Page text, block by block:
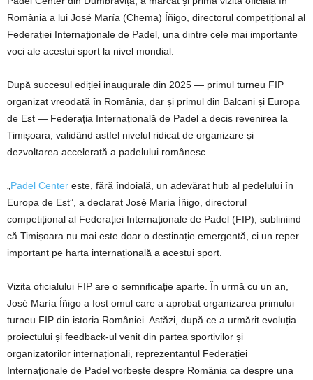
România a lui José María (Chema) Íñigo, directorul competițional al
Federației Internaționale de Padel, una dintre cele mai importante
voci ale acestui sport la nivel mondial.
După succesul ediției inaugurale din 2025 — primul turneu FIP
organizat vreodată în România, dar și primul din Balcani și Europa
de Est — Federația Internațională de Padel a decis revenirea la
Timișoara, validând astfel nivelul ridicat de organizare și
dezvoltarea accelerată a padelului românesc.
Padel Center este, fără îndoială, un adevărat hub al pedelului în
Europa de Est”, a declarat José María Íñigo, directorul
competițional al Federației Internaționale de Padel (FIP), subliniind
că Timișoara nu mai este doar o destinație emergentă, ci un reper
important pe harta internațională a acestui sport.
Vizita oficialului FIP are o semnificație aparte. În urmă cu un an,
José María Íñigo a fost omul care a aprobat organizarea primului
turneu FIP din istoria României. Astăzi, după ce a urmărit evoluția
proiectului și feedback-ul venit din partea sportivilor și
organizatorilor internaționali, reprezentantul Federației
Internaționale de Padel vorbește despre România ca despre una